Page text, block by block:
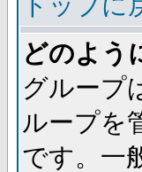
どのよう
グループ
ループを
です。一